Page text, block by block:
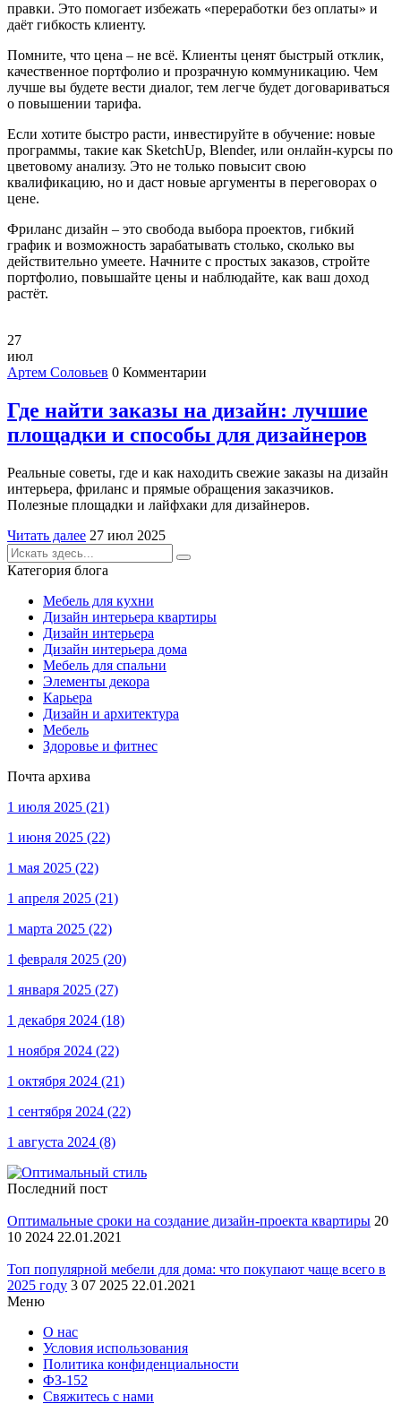
правки. Это помогает избежать «переработки без оплаты» и
даёт гибкость клиенту.
Помните, что цена – не всё. Клиенты ценят быстрый отклик,
качественное портфолио и прозрачную коммуникацию. Чем
лучше вы будете вести диалог, тем легче будет договариваться
о повышении тарифа.
Если хотите быстро расти, инвестируйте в обучение: новые
программы, такие как SketchUp, Blender, или онлайн‑курсы по
цветовому анализу. Это не только повысит свою
квалификацию, но и даст новые аргументы в переговорах о
цене.
Фриланс дизайн – это свобода выбора проектов, гибкий
график и возможность зарабатывать столько, сколько вы
действительно умеете. Начните с простых заказов, стройте
портфолио, повышайте цены и наблюдайте, как ваш доход
растёт.
27
июл
Артем Соловьев 0 Комментарии
Где найти заказы на дизайн: лучшие
площадки и способы для дизайнеров
Реальные советы, где и как находить свежие заказы на дизайн
интерьера, фриланс и прямые обращения заказчиков.
Полезные площадки и лайфхаки для дизайнеров.
Читать далее 27 июл 2025
Категория блога
Мебель для кухни
Дизайн интерьера квартиры
Дизайн интерьера
Дизайн интерьера дома
Мебель для спальни
Элементы декора
Карьера
Дизайн и архитектура
Мебель
Здоровье и фитнес
Почта архива
1 июля 2025 (21)
1 июня 2025 (22)
1 мая 2025 (22)
1 апреля 2025 (21)
1 марта 2025 (22)
1 февраля 2025 (20)
1 января 2025 (27)
1 декабря 2024 (18)
1 ноября 2024 (22)
1 октября 2024 (21)
1 сентября 2024 (22)
1 августа 2024 (8)
Последний пост
Оптимальные сроки на создание дизайн-проекта квартиры 20
10 2024 22.01.2021
Топ популярной мебели для дома: что покупают чаще всего в
2025 году 3 07 2025 22.01.2021
Меню
О нас
Условия использования
Политика конфиденциальности
ФЗ-152
Свяжитесь с нами